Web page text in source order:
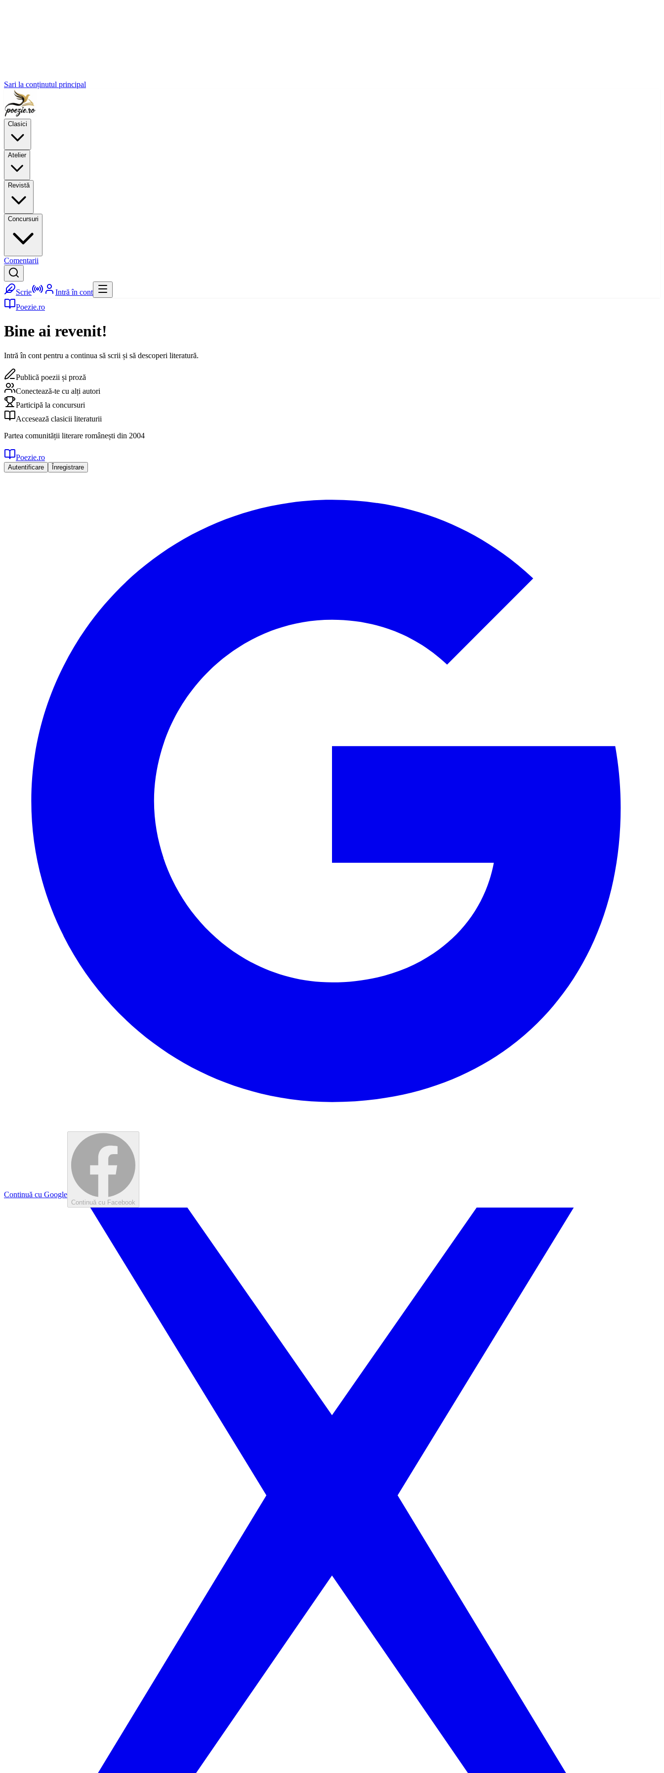
Sari la conținutul principal
Clasici
Atelier
Revistă
Concursuri
Comentarii
Scrie
Intră în cont
Poezie.ro
Bine ai revenit!
Intră în cont pentru a continua să scrii și să descoperi literatură.
Publică poezii și proză
Conectează-te cu alți autori
Participă la concursuri
Accesează clasicii literaturii
Partea comunității literare românești din 2004
Poezie.ro
Autentificare Înregistrare
Continuă cu Google
Continuă cu Facebook